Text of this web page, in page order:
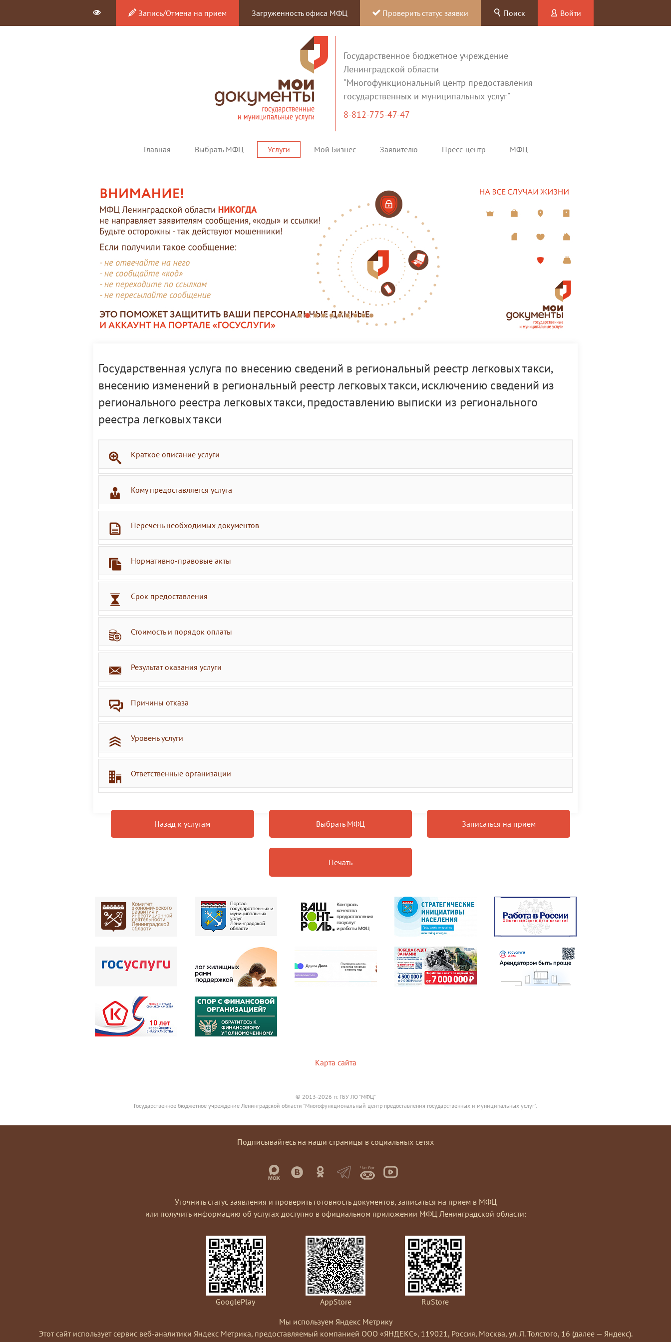
Запись/Отмена на прием Загруженность офиса МФЦ Проверить статус заявки Поиск Войти
Государственное бюджетное учреждение
Ленинградской области
"Многофункциональный центр предоставления
государственных и муниципальных услуг"
8-812-775-47-47
Главная Выбрать МФЦ Услуги Мой Бизнес Заявителю Пресс-центр МФЦ
Государственная услуга по внесению сведений в региональный реестр легковых такси,
внесению изменений в региональный реестр легковых такси, исключению сведений из
регионального реестра легковых такси, предоставлению выписки из регионального
реестра легковых такси
Краткое описание услуги
Кому предоставляется услуга
Перечень необходимых документов
Нормативно-правовые акты
Срок предоставления
Стоимость и порядок оплаты
Результат оказания услуги
Причины отказа
Уровень услуги
Ответственные организации
Назад к услугам Выбрать МФЦ Записаться на прием
Печать
Карта сайта
© 2013-2026 гг. ГБУ ЛО "МФЦ"
Государственное бюджетное учреждение Ленинградской области "Многофункциональный центр предоставления государственных и муниципальных услуг".
Подписывайтесь на наши страницы в социальных сетях
Уточнить статус заявления и проверить готовность документов, записаться на прием в МФЦ
или получить информацию об услугах доступно в официальном приложении МФЦ Ленинградской области:
GooglePlay AppStore
RuStore
Мы используем Яндекс Метрику
Этот сайт использует сервис веб-аналитики Яндекс Метрика, предоставляемый компанией ООО «ЯНДЕКС», 119021, Россия, Москва, ул. Л. Толстого, 16 (далее — Яндекс).